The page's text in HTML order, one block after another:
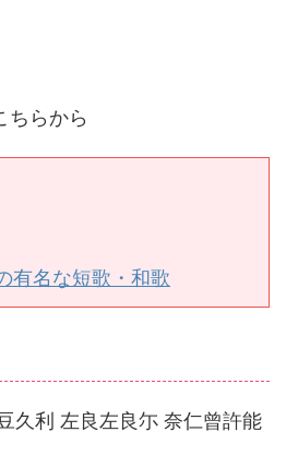
ちらから
有名な短歌・和歌
久利 左良左良尓 奈仁曾許能